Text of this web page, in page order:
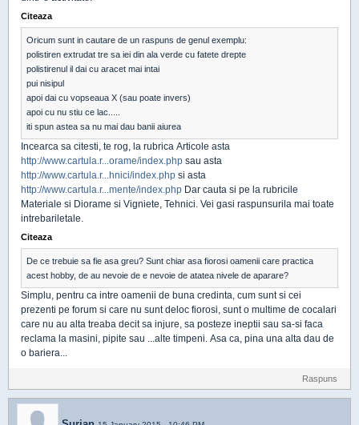
Citeaza
Oricum sunt in cautare de un raspuns de genul exemplu:
polistiren extrudat tre sa iei din ala verde cu fatete drepte
polistirenul il dai cu aracet mai intai
pui nisipul
apoi dai cu vopseaua X (sau poate invers)
apoi cu nu stiu ce lac.....
iti spun astea sa nu mai dau banii aiurea
Incearca sa citesti, te rog, la rubrica Articole asta
http://www.cartula.r...orame/index.php sau asta
http://www.cartula.r...hnici/index.php si asta
http://www.cartula.r...mente/index.php
Materiale si Diorame si Vigniete, Tehnici. Vei gasi raspunsurila mai toate
intrebariletale.
Citeaza
De ce trebuie sa fie asa greu? Sunt chiar asa fiorosi oamenii care practica
acest hobby, de au nevoie de e nevoie de atatea nivele de aparare?
Simplu, pentru ca intre oamenii de buna credinta, cum sunt si cei
prezenti pe forum si care nu sunt deloc fiorosi, sunt o multime de cocalari
care nu au alta treaba decit sa injure, sa posteze ineptii sau sa-si faca
reclama la masini, pipite sau ...alte timpeni. Asa ca, pina una alta dau de
o bariera...
Raspuns